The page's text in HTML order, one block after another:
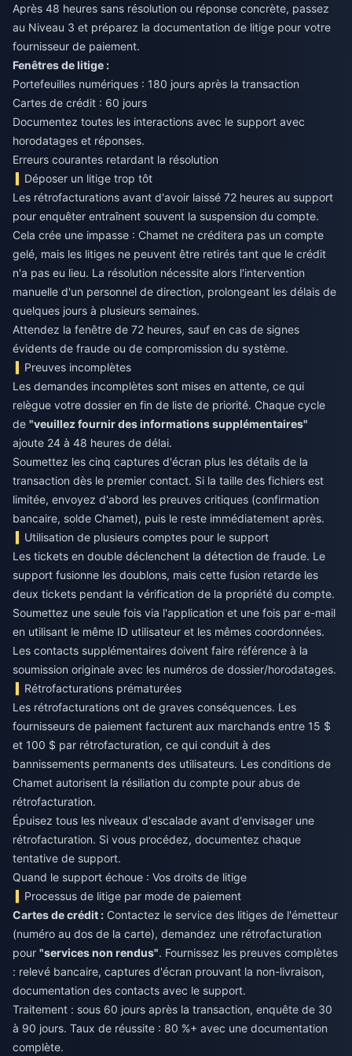
Après 48 heures sans résolution ou réponse concrète, passez
au Niveau 3 et préparez la documentation de litige pour votre
fournisseur de paiement.
Fenêtres de litige :
Portefeuilles numériques : 180 jours après la transaction
Cartes de crédit : 60 jours
Documentez toutes les interactions avec le support avec
horodatages et réponses.
Erreurs courantes retardant la résolution
Déposer un litige trop tôt
Les rétrofacturations avant d'avoir laissé 72 heures au support
pour enquêter entraînent souvent la suspension du compte.
Cela crée une impasse : Chamet ne créditera pas un compte
gelé, mais les litiges ne peuvent être retirés tant que le crédit
n'a pas eu lieu. La résolution nécessite alors l'intervention
manuelle d'un personnel de direction, prolongeant les délais de
quelques jours à plusieurs semaines.
Attendez la fenêtre de 72 heures, sauf en cas de signes
évidents de fraude ou de compromission du système.
Preuves incomplètes
Les demandes incomplètes sont mises en attente, ce qui
relègue votre dossier en fin de liste de priorité. Chaque cycle
de "veuillez fournir des informations supplémentaires"
ajoute 24 à 48 heures de délai.
Soumettez les cinq captures d'écran plus les détails de la
transaction dès le premier contact. Si la taille des fichiers est
limitée, envoyez d'abord les preuves critiques (confirmation
bancaire, solde Chamet), puis le reste immédiatement après.
Utilisation de plusieurs comptes pour le support
Les tickets en double déclenchent la détection de fraude. Le
support fusionne les doublons, mais cette fusion retarde les
deux tickets pendant la vérification de la propriété du compte.
Soumettez une seule fois via l'application et une fois par e-mail
en utilisant le même ID utilisateur et les mêmes coordonnées.
Les contacts supplémentaires doivent faire référence à la
soumission originale avec les numéros de dossier/horodatages.
Rétrofacturations prématurées
Les rétrofacturations ont de graves conséquences. Les
fournisseurs de paiement facturent aux marchands entre 15 $
et 100 $ par rétrofacturation, ce qui conduit à des
bannissements permanents des utilisateurs. Les conditions de
Chamet autorisent la résiliation du compte pour abus de
rétrofacturation.
Épuisez tous les niveaux d'escalade avant d'envisager une
rétrofacturation. Si vous procédez, documentez chaque
tentative de support.
Quand le support échoue : Vos droits de litige
Processus de litige par mode de paiement
Cartes de crédit : Contactez le service des litiges de l'émetteur
(numéro au dos de la carte), demandez une rétrofacturation
pour "services non rendus". Fournissez les preuves complètes
: relevé bancaire, captures d'écran prouvant la non-livraison,
documentation des contacts avec le support.
Traitement : sous 60 jours après la transaction, enquête de 30
à 90 jours. Taux de réussite : 80 %+ avec une documentation
complète.